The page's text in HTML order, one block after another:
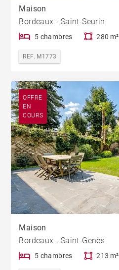
Maison
Bordeaux - Saint-Seurin
5 chambres 280 m²
REF. M1773
OFFRE
EN
COURS
Maison
Bordeaux - Saint-Genès
5 chambres 213 m²